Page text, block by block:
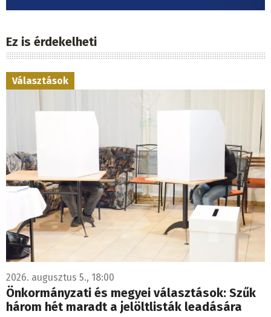
Ez is érdekelheti
Választások
2026. augusztus 5., 18:00
Önkormányzati és megyei választások: Szűk
három hét maradt a jelöltlisták leadására